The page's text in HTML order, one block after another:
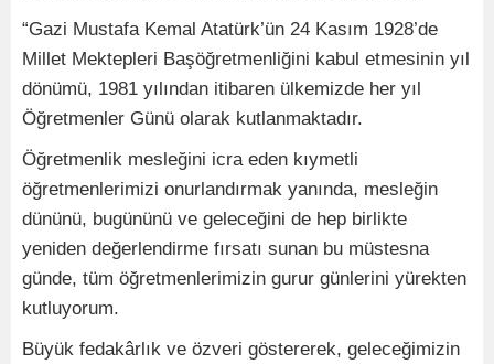
“Gazi Mustafa Kemal Atatürk’ün 24 Kasım 1928’de
Millet Mektepleri Başöğretmenliğini kabul etmesinin yıl
dönümü, 1981 yılından itibaren ülkemizde her yıl
Öğretmenler Günü olarak kutlanmaktadır.
Öğretmenlik mesleğini icra eden kıymetli
öğretmenlerimizi onurlandırmak yanında, mesleğin
dününü, bugününü ve geleceğini de hep birlikte
yeniden değerlendirme fırsatı sunan bu müstesna
günde, tüm öğretmenlerimizin gurur günlerini yürekten
kutluyorum.
Büyük fedakârlık ve özveri göstererek, geleceğimizin